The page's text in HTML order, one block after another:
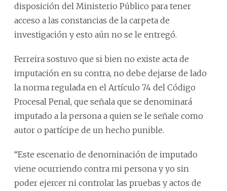
disposición del Ministerio Público para tener
acceso a las constancias de la carpeta de
investigación y esto aún no se le entregó.
Ferreira sostuvo que si bien no existe acta de
imputación en su contra, no debe dejarse de lado
la norma regulada en el Artículo 74 del Código
Procesal Penal, que señala que se denominará
imputado a la persona a quien se le señale como
autor o partícipe de un hecho punible.
“Este escenario de denominación de imputado
viene ocurriendo contra mi persona y yo sin
poder ejercer ni controlar las pruebas y actos de